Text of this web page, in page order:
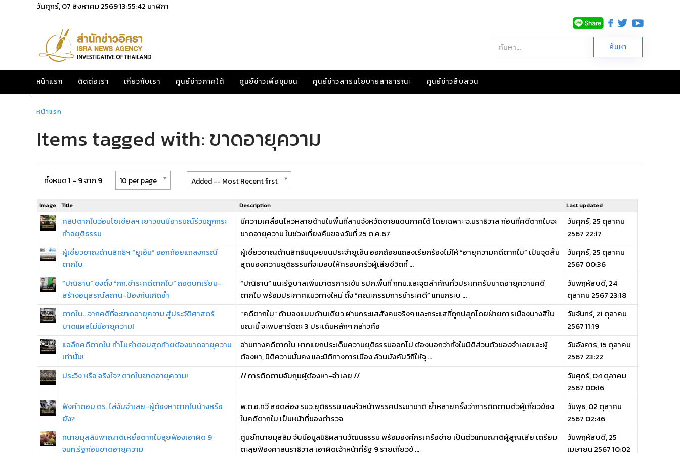
วันศุกร์, 07 สิงหาคม 256913:55:42 นาฬิกา
หน้าแรก ติดต่อเรา เกี่ยวกับเรา ศูนย์ข่าวภาคใต้ ศูนย์ข่าวเพื่อชุมชน ศูนย์ข่าวสารนโยบายสาธารณะ ศูนย์ข่าวสืบสวน
หน้าแรก
Items tagged with: ขาดอายุความ
ทั้งหมด 1 - 9 จาก 9 10 per page Added -- Most Recent first
Image Title Description Last updated
คลิปตากใบว่อนโซเชียลฯ เยาวชนมีอารมณ์ร่วมถูกกระ
ทำอยุติธรรม
มีความเคลื่อนไหวหลายด้านในพื้นที่สามจังหวัดชายแดนภาคใต้ โดยเฉพาะ จ.นราธิวาส ก่อนที่คดีตากใบจะ
ขาดอายุความ ในช่วงเที่ยงคืนของวันที่ 25 ต.ค.67
วันศุกร์, 25 ตุลาคม
2567 22:17
ผู้เชี่ยวชาญด้านสิทธิฯ “ยูเอ็น” ออกถ้อยแถลงกรณี
ตากใบ
ผู้เชี่ยวชาญด้านสิทธิมนุษยชนประจำยูเอ็น ออกถ้อยแถลงเรียกร้องไม่ให้ “อายุความคดีตากใบ” เป็นจุดสิ้น
สุดของความยุติธรรมที่จะมอบให้ครอบครัวผู้เสียชีวิตทั้ ...
วันศุกร์, 25 ตุลาคม
2567 00:36
“ปณิธาน” ชงตั้ง “กก.ชำระคดีตากใบ” ถอดบทเรียน-
สร้างอนุสรณ์สถาน-ป้องกันเกิดซ้ำ
“ปณิธาน” แนะรัฐบาลเพิ่มมาตรการเข้ม รปภ.พื้นที่ กทม.และจุดสำคัญทั่วประเทศรับขาดอายุความคดี
ตากใบ พร้อมประกาศแนวทางใหม่ ตั้ง “คณะกรรมการชำระคดี” แทนกระบ ...
วันพฤหัสบดี, 24
ตุลาคม 2567 23:18
ตากใบ...จากคดีที่จะขาดอายุความ สู่ประวัติศาสตร์
บาดแผลไม่มีอายุความ!
“คดีตากใบ” ถ้ามองแบบด้านเดียว ผ่านกระแสสังคมจริงๆ และกระแสที่ถูกปลุกโดยฝ่ายการเมืองบางสีใน
ขณะนี้ จะพบสารัตถะ 3 ประเด็นหลักๆ กล่าวคือ
วันจันทร์, 21 ตุลาคม
2567 11:19
แฉลึกคดีตากใบ ทำไมคำตอบสุดท้ายต้องขาดอายุความ
เท่านั้น!
อ่านทางคดีตากใบ หากแยกประเด็นความยุติธรรมออกไป ต้องบอกว่าทั้งในมิติส่วนตัวของจำเลยและผู้
ต้องหา, มิติความมั่นคง และมิติทางการเมือง ล้วนบังคับวิถีให้จุ ...
วันอังคาร, 15 ตุลาคม
2567 23:22
ประวิง หรือ จริงใจ? ตากใบขาดอายุความ!
// การติดตามจับกุมผู้ต้องหา-จำเลย //
วันศุกร์, 04 ตุลาคม
2567 00:16
ฟังคำตอบ ตร. ไล่จับจำเลย-ผู้ต้องหาตากใบบ้างหรือ
ยัง?
พ.ต.อ.ทวี สอดส่อง รมว.ยุติธรรม และหัวหน้าพรรคประชาชาติ ย้ำหลายครั้งว่าการติดตามตัวผู้เกี่ยวข้อง
ในคดีตากใบ เป็นหน้าที่ของตำรวจ
วันพุธ, 02 ตุลาคม
2567 02:46
ทนายมุสลิมพาญาติเหยื่อตากใบลุยฟ้องเอาผิด 9
จนท.รัฐก่อนขาดอายุความ
ศูนย์ทนายมุสลิม จับมือมูลนิธิผสานวัฒนธรรม พร้อมองค์กรเครือข่าย เป็นตัวแทนญาติผู้สูญเสีย เตรียม
ตะลุยฟ้องศาลนราธิวาส เอาผิดเจ้าหน้าที่รัฐ 9 รายเกี่ยวข้ ...
วันพฤหัสบดี, 25
เมษายน 2567 10:02